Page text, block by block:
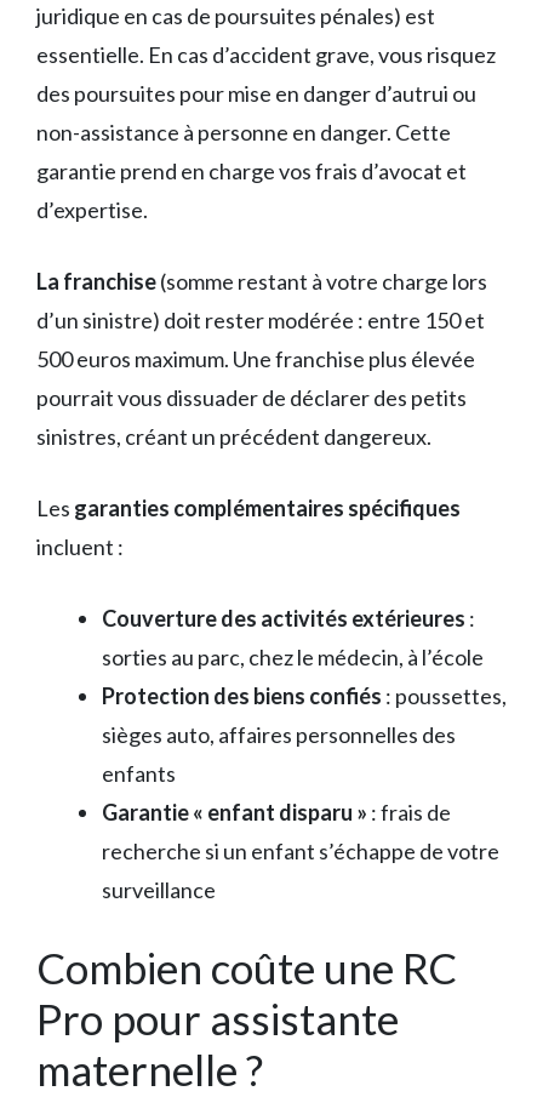
juridique en cas de poursuites pénales) est
essentielle. En cas d’accident grave, vous risquez
des poursuites pour mise en danger d’autrui ou
non-assistance à personne en danger. Cette
garantie prend en charge vos frais d’avocat et
d’expertise.
La franchise(somme restant à votre charge lors
d’un sinistre) doit rester modérée : entre 150 et
500 euros maximum. Une franchise plus élevée
pourrait vous dissuader de déclarer des petits
sinistres, créant un précédent dangereux.
Les garanties complémentaires spécifiques
incluent :
Couverture des activités extérieures :
sorties au parc, chez le médecin, à l’école
Protection des biens confiés : poussettes,
sièges auto, affaires personnelles des
enfants
Garantie « enfant disparu » : frais de
recherche si un enfant s’échappe de votre
surveillance
Combien coûte une RC
Pro pour assistante
maternelle ?